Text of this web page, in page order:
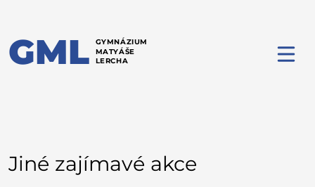
GML GYMNÁZIUM
MATYÁŠE
LERCHA
Jiné zajímavé akce